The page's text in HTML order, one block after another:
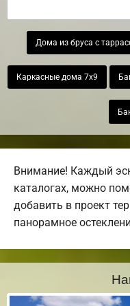
Дома из бруса с
Каркасные дома 7х9
Внимание! Каждый
каталогах, можно
добавить в проект
панорамное